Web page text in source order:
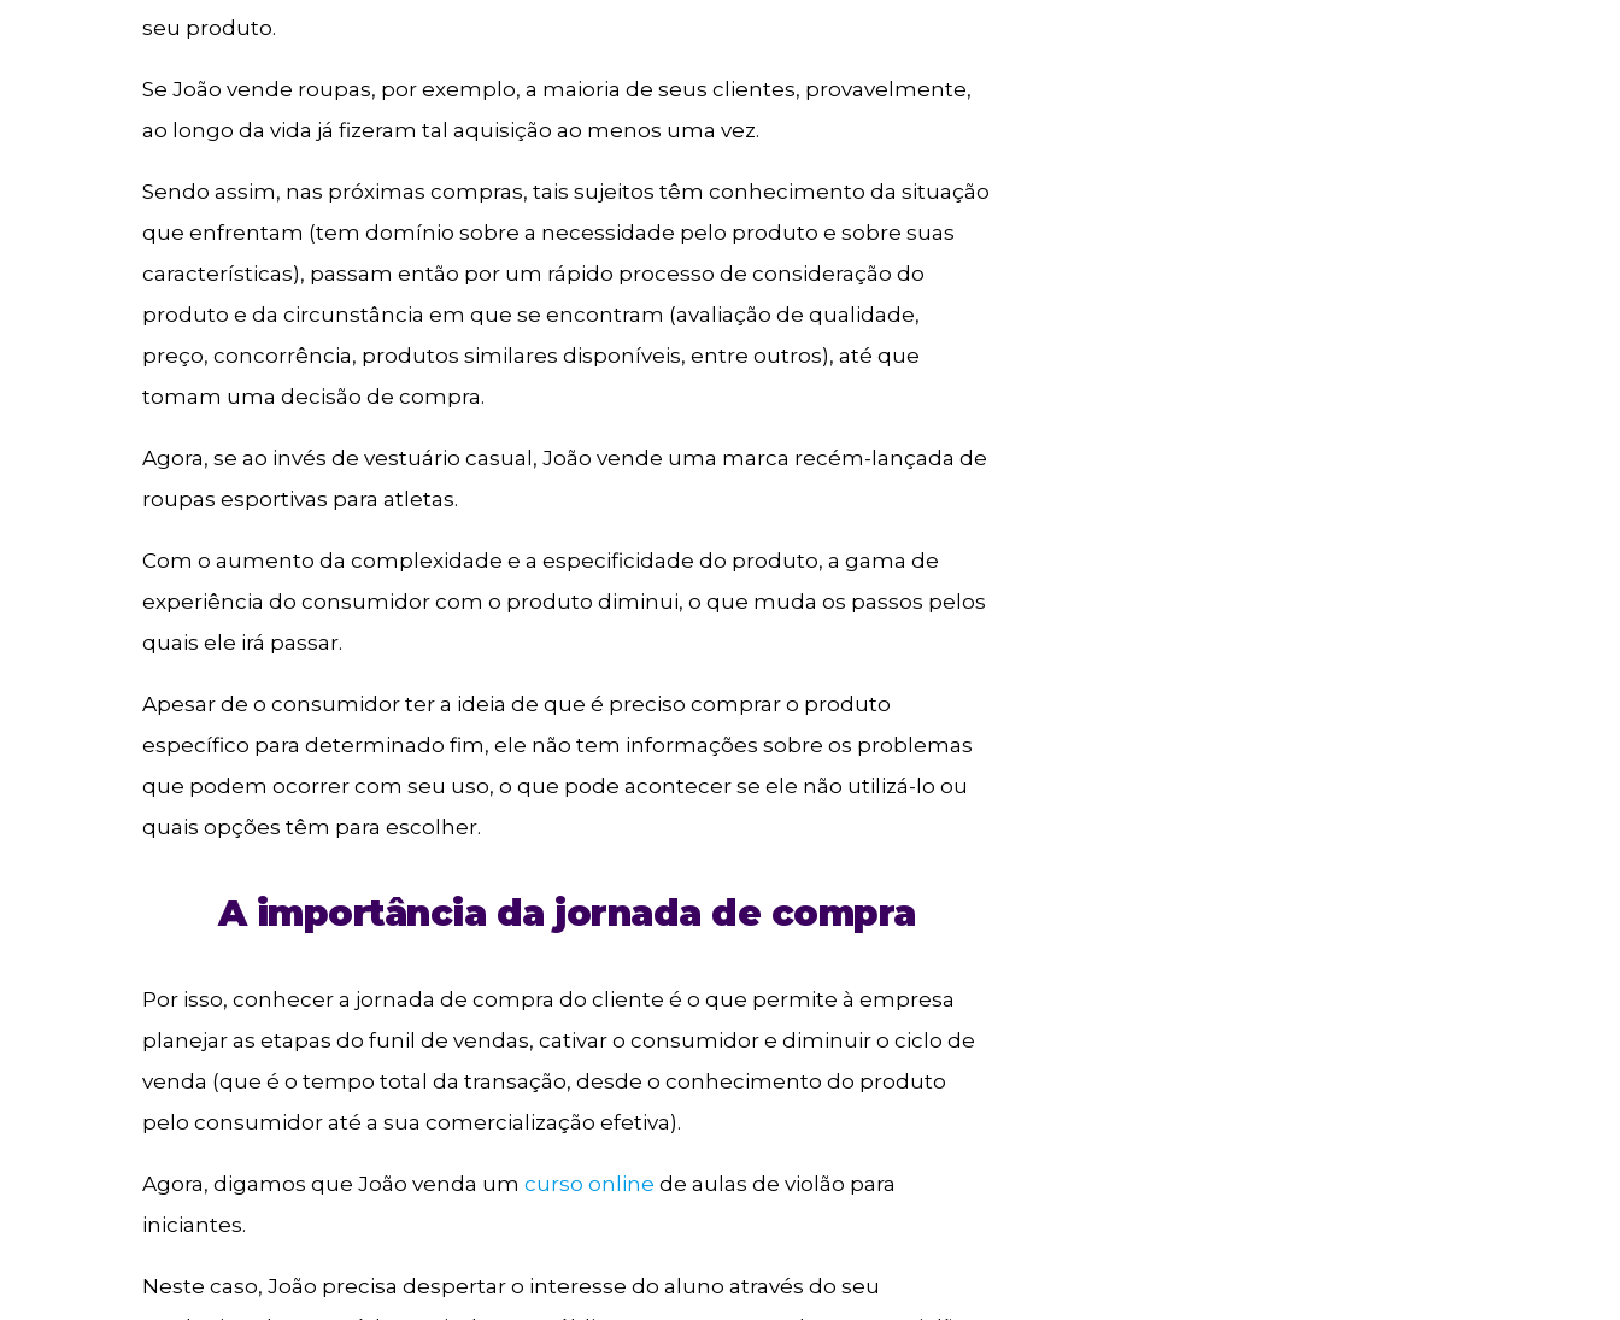
seu produto.
Se João vende roupas, por exemplo, a maioria de seus clientes, provavelmente,
ao longo da vida já fizeram tal aquisição ao menos uma vez.
Sendo assim, nas próximas compras, tais sujeitos têm conhecimento da situação
que enfrentam (tem domínio sobre a necessidade pelo produto e sobre suas
características), passam então por um rápido processo de consideração do
produto e da circunstância em que se encontram (avaliação de qualidade,
preço, concorrência, produtos similares disponíveis, entre outros), até que
tomam uma decisão de compra.
Agora, se ao invés de vestuário casual, João vende uma marca recém-lançada de
roupas esportivas para atletas.
Com o aumento da complexidade e a especificidade do produto, a gama de
experiência do consumidor com o produto diminui, o que muda os passos pelos
quais ele irá passar.
Apesar de o consumidor ter a ideia de que é preciso comprar o produto
específico para determinado fim, ele não tem informações sobre os problemas
que podem ocorrer com seu uso, o que pode acontecer se ele não utilizá-lo ou
quais opções têm para escolher.
A importância da jornada de compra
Por isso, conhecer a jornada de compra do cliente é o que permite à empresa
planejar as etapas do funil de vendas, cativar o consumidor e diminuir o ciclo de
venda (que é o tempo total da transação, desde o conhecimento do produto
pelo consumidor até a sua comercialização efetiva).
Agora, digamos que João venda umcurso online de aulas de violão para
iniciantes.
Neste caso, João precisa despertar o interesse do aluno através do seu